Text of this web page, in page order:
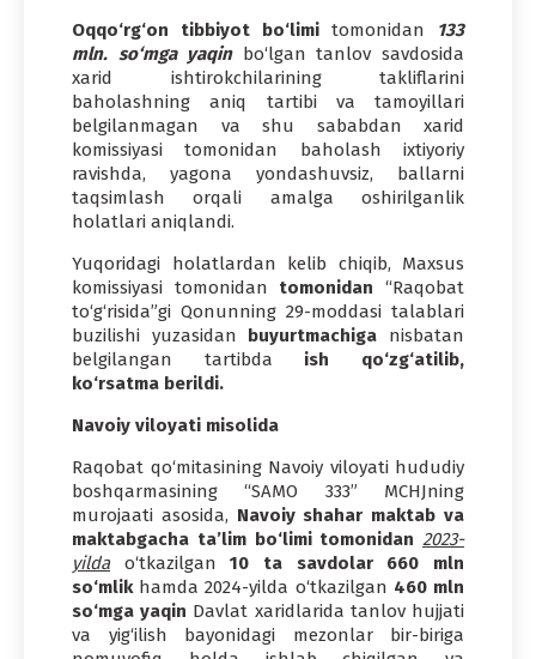
Oqqo‘rg‘on tibbiyot bo‘limi tomonidan
133
mln. so‘mga yaqinbo‘lgan tanlov savdosida
xarid ishtirokchilarining takliflarini
baholashning aniq tartibi va tamoyillari
belgilanmagan va shu sababdan xarid
komissiyasi tomonidan baholash ixtiyoriy
ravishda, yagona yondashuvsiz, ballarni
taqsimlash orqali amalga oshirilganlik
holatlari aniqlandi.
Yuqoridagi holatlardan kelib chiqib, Maxsus
komissiyasi tomonidan tomonidan “Raqobat
to‘g‘risida”gi Qonunning 29-moddasi talablari
buzilishi yuzasidan buyurtmachiga nisbatan
belgilangan tartibda ish qo‘zg‘atilib,
ko‘rsatma berildi.
Navoiy viloyati misolida
Raqobat qo‘mitasining Navoiy viloyati hududiy
boshqarmasining “SAMO 333” MCHJning
murojaati asosida, Navoiy shahar maktab va
maktabgacha ta’lim bo‘limi tomonidan 2023-
yildao‘tkazilgan10 ta savdolar
660 mln
so‘mlikhamda 2024-yilda o‘tkazilgan 460 mln
so‘mga yaqin Davlat xaridlarida tanlov hujjati
va yig‘ilish bayonidagi mezonlar bir-biriga